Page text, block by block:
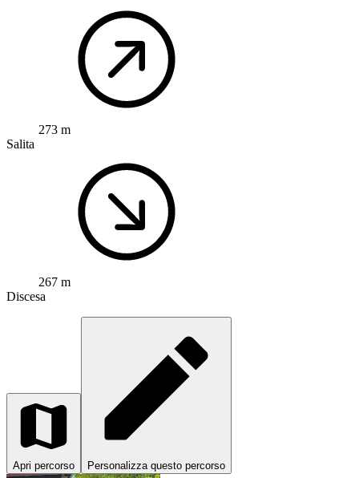
273 m
Salita
267 m
Discesa
Apri percorso Personalizza questo percorso